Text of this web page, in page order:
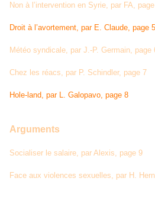
Non à l’intervention en Syrie, par FA,
Droit à l’avortement, par E. Claude, page 5
Météo syndicale, par J.-P. Germain, page
Chez les réacs, par P. Schindler, page 7
Hole-land, par L. Galopavo, page 8
Arguments
Socialiser le salaire, par Alexis, page 9
Face aux violences sexuelles, par H.